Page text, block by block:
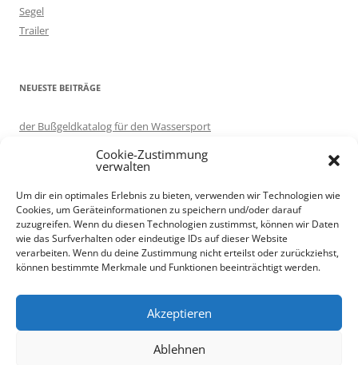
Segel
Trailer
NEUESTE BEITRÄGE
der Bußgeldkatalog für den Wassersport
Motorboot ausprobieren – auf Korfu
Trailer renovieren
Als Amazon-Partner verdiene ich an qualifizierten Verkäufen.
Stolz präsentiert von WordPress
Cookie-Zustimmung
verwalten
Um dir ein optimales Erlebnis zu bieten, verwenden wir Technologien wie
Cookies, um Geräteinformationen zu speichern und/oder darauf
zuzugreifen. Wenn du diesen Technologien zustimmst, können wir Daten
wie das Surfverhalten oder eindeutige IDs auf dieser Website
verarbeiten. Wenn du deine Zustimmung nicht erteilst oder zurückziehst,
können bestimmte Merkmale und Funktionen beeinträchtigt werden.
Akzeptieren
Ablehnen